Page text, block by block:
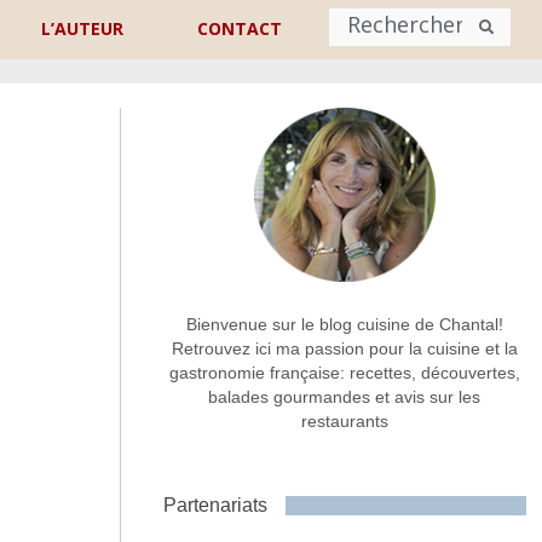
L’AUTEUR CONTACT
Nom
Commentaire ou message *
Bienvenue sur le blog cuisine de Chantal!
Retrouvez ici ma passion pour la cuisine et la
gastronomie française: recettes, découvertes,
balades gourmandes et avis sur les
restaurants
Partenariats